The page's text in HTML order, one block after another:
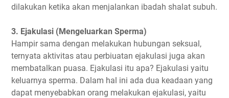
dilakukan ketika akan menjalankan ibadah shalat subuh.
3. Ejakulasi (Mengeluarkan Sperma)
Hampir sama dengan melakukan hubungan seksual,
ternyata aktivitas atau perbiuatan ejakulasi juga akan
membatalkan puasa. Ejakulasi itu apa? Ejakulasi yaitu
keluarnya sperma. Dalam hal ini ada dua keadaan yang
dapat menyebabkan orang melakukan ejakulasi, yaitu